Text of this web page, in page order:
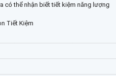
có thể nhận biết tiết kiệm năng lượng
Tiết Kiệm